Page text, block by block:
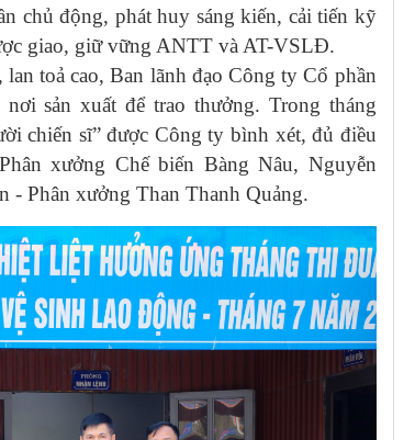
chủ động, phát huy sáng kiến, cải tiến kỹ
giao, giữ vững ANTT và AT-VSLĐ.
toả cao, Ban lãnh đạo Công ty Cổ phần
sản xuất để trao thưởng. Trong tháng
chiến sĩ” được Công ty bình xét, đủ điều
xưởng Chế biến Bàng Nâu, Nguyễn
- Phân xưởng Than Thanh Quảng.